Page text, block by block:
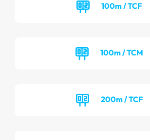
100m / TCF
100m / TCM
200m / TCF